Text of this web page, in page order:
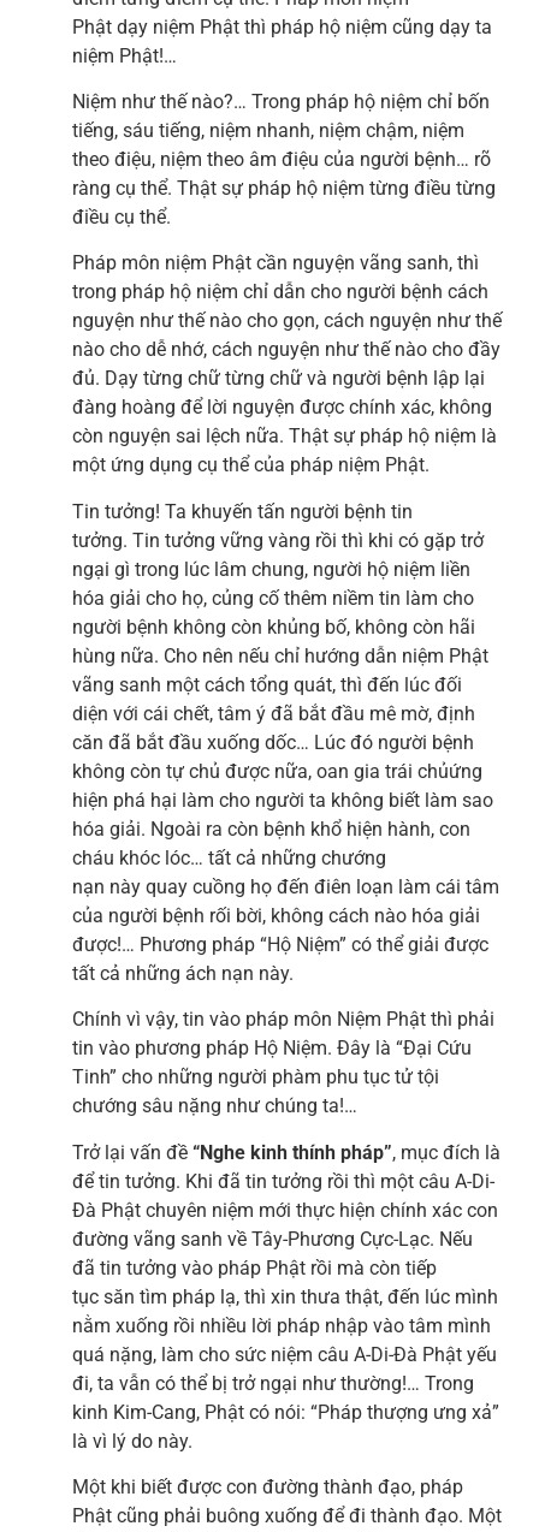
Phật dạy niệm Phật thì pháp hộ niệm cũng dạy ta
niệm Phật!…
Niệm như thế nào?… Trong pháp hộ niệm chỉ bốn
tiếng, sáu tiếng, niệm nhanh, niệm chậm, niệm
theo điệu, niệm theo âm điệu của người bệnh… rõ
ràng cụ thể. Thật sự pháp hộ niệm từng điều từng
điều cụ thể.
Pháp môn niệm Phật cần nguyện vãng sanh, thì
trong pháp hộ niệm chỉ dẫn cho người bệnh cách
nguyện như thế nào cho gọn, cách nguyện như thế
nào cho dễ nhớ, cách nguyện như thế nào cho đầy
đủ. Dạy từng chữ từng chữ và người bệnh lập lại
đàng hoàng để lời nguyện được chính xác, không
còn nguyện sai lệch nữa. Thật sự pháp hộ niệm là
một ứng dụng cụ thể của pháp niệm Phật.
Tin tưởng! Ta khuyến tấn người bệnh tin
tưởng. Tin tưởng vững vàng rồi thì khi có gặp trở
ngại gì trong lúc lâm chung, người hộ niệm liền
hóa giải cho họ, củng cố thêm niềm tin làm cho
người bệnh không còn khủng bố, không còn hãi
hùng nữa. Cho nên nếu chỉ hướng dẫn niệm Phật
vãng sanh một cách tổng quát, thì đến lúc đối
diện với cái chết, tâm ý đã bắt đầu mê mờ, định
căn đã bắt đầu xuống dốc… Lúc đó người bệnh
không còn tự chủ được nữa, oan gia trái chủứng
hiện phá hại làm cho người ta không biết làm sao
hóa giải. Ngoài ra còn bệnh khổ hiện hành, con
cháu khóc lóc… tất cả những chướng
nạn này quay cuồng họ đến điên loạn làm cái tâm
của người bệnh rối bời, không cách nào hóa giải
được!… Phương pháp “Hộ Niệm” có thể giải được
tất cả những ách nạn này.
Chính vì vậy, tin vào pháp môn Niệm Phật thì phải
tin vào phương pháp Hộ Niệm. Đây là “Đại Cứu
Tinh” cho những người phàm phu tục tử tội
chướng sâu nặng như chúng ta!…
Trở lại vấn đề “Nghe kinh thính pháp”, mục đích là
để tin tưởng. Khi đã tin tưởng rồi thì một câu A-Di-
Đà Phật chuyên niệm mới thực hiện chính xác con
đường vãng sanh về Tây-Phương Cực-Lạc. Nếu
đã tin tưởng vào pháp Phật rồi mà còn tiếp
tục săn tìm pháp lạ, thì xin thưa thật, đến lúc mình
nằm xuống rồi nhiều lời pháp nhập vào tâm mình
quá nặng, làm cho sức niệm câu A-Di-Đà Phật yếu
đi, ta vẫn có thể bị trở ngại như thường!… Trong
kinh Kim-Cang, Phật có nói: “Pháp thượng ưng xả”
là vì lý do này.
Một khi biết được con đường thành đạo, pháp
Phật cũng phải buông xuống để đi thành đạo. Một